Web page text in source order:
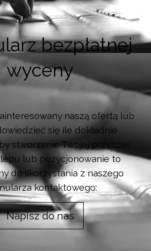
bezpłatnej
wyceny
naszą ofertą lub
się ile dokładnie
stworzenie Twojej przyszłej
lub pozycjonowanie to
do skorzystania z naszego
kontaktowego:
Napisz do nas